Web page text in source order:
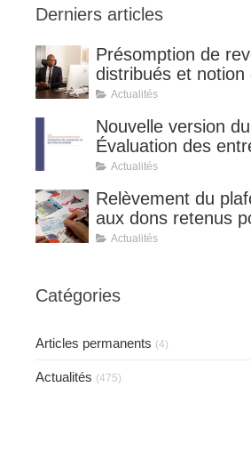
Derniers articles
Présomption de
distribués et
l'affaire (CE 8 juillet
Actualités
Nouvelle version
Évaluation des
titres de sociétés ».
Actualités
Relèvement du
aux dons retenus
détermination de la
Actualités
Catégories
Articles permanents (4)
Actualités (475)